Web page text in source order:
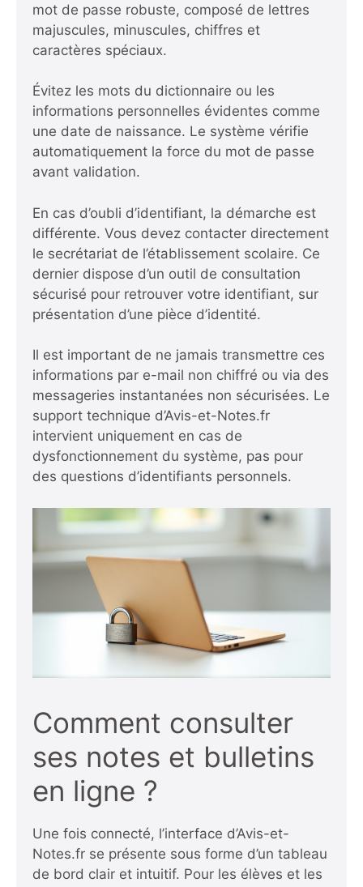
mot de passe robuste, composé de lettres
majuscules, minuscules, chiffres et
caractères spéciaux.
Évitez les mots du dictionnaire ou les
informations personnelles évidentes comme
une date de naissance. Le système vérifie
automatiquement la force du mot de passe
avant validation.
En cas d’oubli d’identifiant, la démarche est
différente. Vous devez contacter directement
le secrétariat de l’établissement scolaire. Ce
dernier dispose d’un outil de consultation
sécurisé pour retrouver votre identifiant, sur
présentation d’une pièce d’identité.
Il est important de ne jamais transmettre ces
informations par e-mail non chiffré ou via des
messageries instantanées non sécurisées. Le
support technique d’Avis-et-Notes.fr
intervient uniquement en cas de
dysfonctionnement du système, pas pour
des questions d’identifiants personnels.
Comment consulter
ses notes et bulletins
en ligne ?
Une fois connecté, l’interface d’Avis-et-
Notes.fr se présente sous forme d’un tableau
de bord clair et intuitif. Pour les élèves et les